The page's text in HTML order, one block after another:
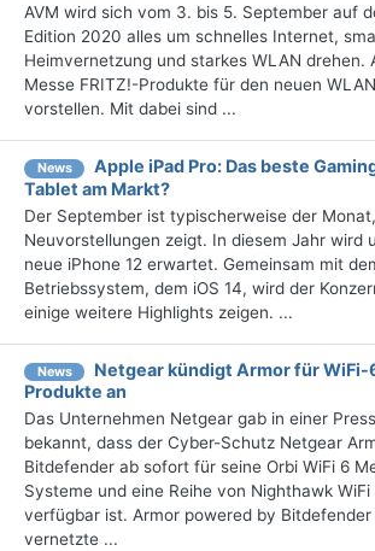
AVM wird sich vom 3. bis 5. September auf
Edition 2020 alles um schnelles Internet,
Heimvernetzung und starkes WLAN drehen.
Messe FRITZ!-Produkte für den neuen
vorstellen. Mit dabei sind ...
News
Apple iPad Pro: Das beste
Tablet am Markt?
Der September ist typischerweise der
Neuvorstellungen zeigt. In diesem Jahr wird
neue iPhone 12 erwartet. Gemeinsam mit
Betriebssystem, dem iOS 14, wird der
einige weitere Highlights zeigen. ...
News
Netgear kündigt Armor für WiFi-
Produkte an
Das Unternehmen Netgear gab in einer
bekannt, dass der Cyber-Schutz Netgear
Bitdefender ab sofort für seine Orbi WiFi 6
Systeme und eine Reihe von Nighthawk WiFi
verfügbar ist. Armor powered by
vernetzte ...